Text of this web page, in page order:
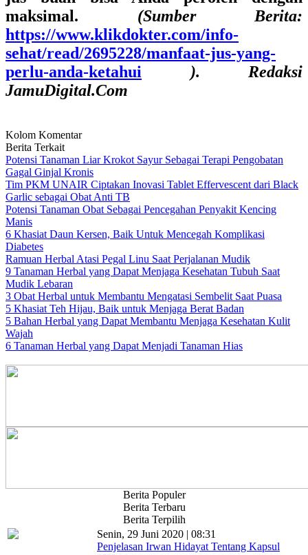
maksimal. (Sumber Berita:
https://www.klikdokter.com/info-
sehat/read/2695228/manfaat-jus-yang-
perlu-anda-ketahui
). Redaksi
JamuDigital.Com
Kolom Komentar
Berita Terkait
Potensi Tanaman Liar Krokot Sayur Sebagai Terapi Pengobatan
Gagal Ginjal Kronis
Tim PKM UNAIR Ciptakan Inovasi Tablet Effervescent dari Black
Garlic sebagai Obat Anti TB
Potensi Tanaman Obat Sebagai Pencegahan Penyakit Kencing
Manis
6 Khasiat Daun Kersen, Baik Untuk Mencegah Komplikasi
Diabetes
Ramuan Herbal Atasi Pegal Linu Saat Perjalanan Mudik
9 Tanaman Herbal yang Dapat Menjaga Kesehatan Tubuh Saat
Mudik Lebaran
3 Obat Herbal untuk Membantu Mengatasi Sembelit Saat Puasa
5 Khasiat Teh Hijau, Baik untuk Menjaga Berat Badan
5 Bahan Herbal yang Dapat Membantu Menjaga Kesehatan Kulit
Wajah
6 Tanaman Herbal yang Dapat Menjadi Tanaman Hias
Berita Populer
Berita Terbaru
Berita Terpilih
Senin, 29 Juni 2020 | 08:31
Penjelasan Irwan Hidayat Tentang Kapsul